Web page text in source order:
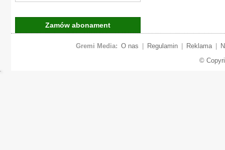
Zamów abonament
Gremi Media: O nas Regulamin Reklama
©